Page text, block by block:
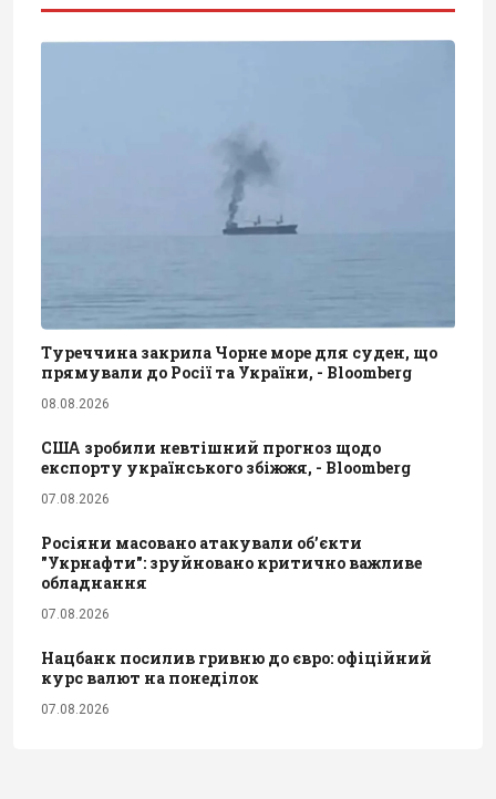
Туреччина закрила Чорне море для суден, що
прямували до Росії та України, - Bloomberg
08.08.2026
США зробили невтішний прогноз щодо
експорту українського збіжжя, - Bloomberg
07.08.2026
Росіяни масовано атакували обʼєкти
"Укрнафти": зруйновано критично важливе
обладнання
07.08.2026
Нацбанк посилив гривню до євро: офіційний
курс валют на понеділок
07.08.2026